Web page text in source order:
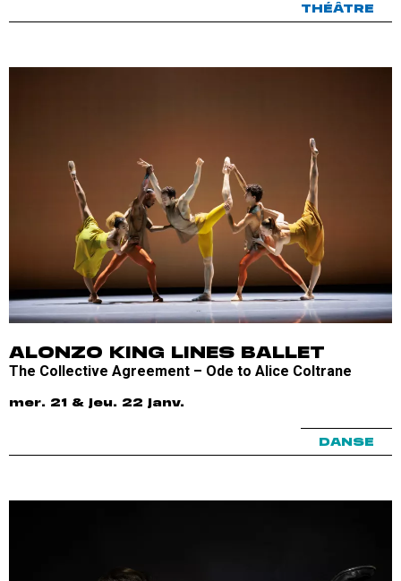
THÉÂTRE
ALONZO KING LINES BALLET
The Collective Agreement – Ode to Alice Coltrane
DANSE
mer. 21 & jeu. 22 janv.